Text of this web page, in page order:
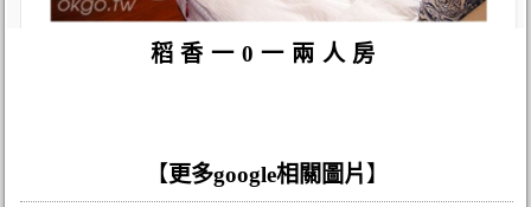
稻香一0一兩人房
【 更多google相關圖片 】